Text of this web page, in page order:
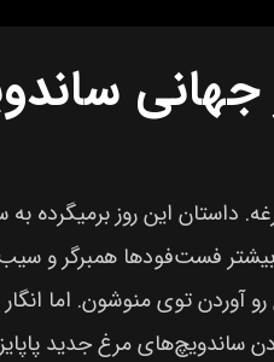
فست‌فودها همبرگر و
ساندویچ‌های مرغ جدید